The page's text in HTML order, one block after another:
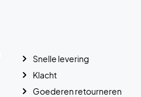
Snelle levering
Klacht
Goederen retourneren